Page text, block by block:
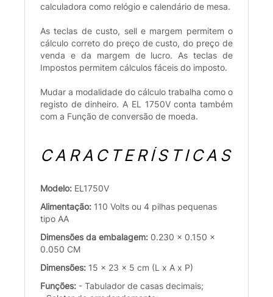
calculadora como relógio e calendário de mesa.
As teclas de custo, sell e margem permitem o
cálculo correto do preço de custo, do preço de
venda e da margem de lucro. As teclas de
Impostos permitem cálculos fáceis do imposto.
Mudar a modalidade do cálculo trabalha como o
registo de dinheiro. A EL 1750V conta também
com a Função de conversão de moeda.
CARACTERÍSTICAS
Modelo: EL1750V
Alimentação: 110 Volts ou 4 pilhas pequenas
tipo AA
Dimensões da embalagem: 0.230 x 0.150 x
0.050 CM
Dimensões: 15 x 23 x 5 cm (L x A x P)
Funções: - Tabulador de casas decimais;